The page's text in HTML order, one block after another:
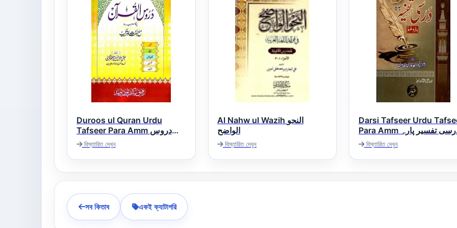
Duroos ul Quran Urdu
Tafseer Para Amm دروس
القرآن اردو تفسیر پارہ
বিস্তারিত দেখুন
Al Nahw ul Wazih النحو
الواضح
বিস্তারিত দেখুন
Darsi Tafseer Urdu
Para Amm درسی تفسیر پارہ
عم
বিস্তারিত দেখুন
সব কিতাব একই ক্যাটাগরি